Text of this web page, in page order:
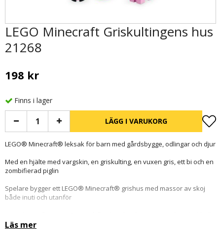
LEGO Minecraft Griskultingens hus
21268
198 kr
Finns i lager
LÄGG I VARUKORG
LEGO® Minecraft® leksak för barn med gårdsbygge, odlingar och djur
Med en hjälte med vargskin, en griskulting, en vuxen gris, ett bi och en
zombifierad piglin
Spelare bygger ett LEGO® Minecraft® grishus med massor av skoj
både inuti och utanför
Läs mer